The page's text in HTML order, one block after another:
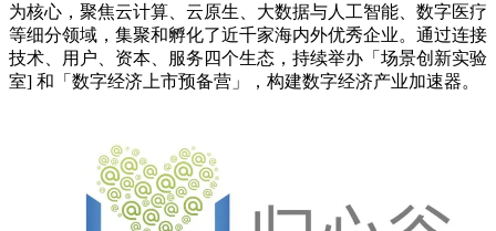
为核心，聚焦云计算、云原生、大数据与人工智能、数字医疗
等细分领域，集聚和孵化了近千家海内外优秀企业。通过连接
技术、用户、资本、服务四个生态，持续举办「场景创新实验
室] 和「数字经济上市预备营」，构建数字经济产业加速器。